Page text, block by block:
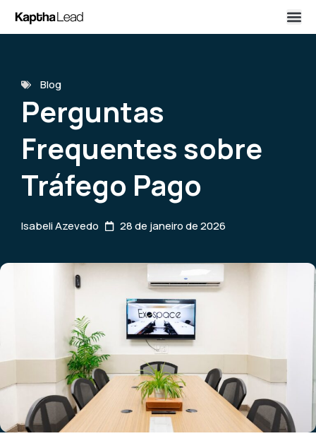
Blog
Perguntas
Frequentes sobre
Tráfego Pago
Isabeli Azevedo 28 de janeiro de 2026